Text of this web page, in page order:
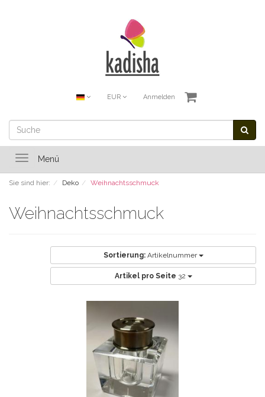
EUR Anmelden
ToggleMenü
Sie sind hier: Deko Weihnachtsschmuck
Weihnachtsschmuck
Sortierung: Artikelnummer
Artikel pro Seite 32